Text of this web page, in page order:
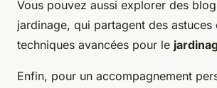
Vous pouvez aussi explorer des
jardinage, qui partagent des astuces
techniques avancées pour le
Enfin, pour un accompagnement